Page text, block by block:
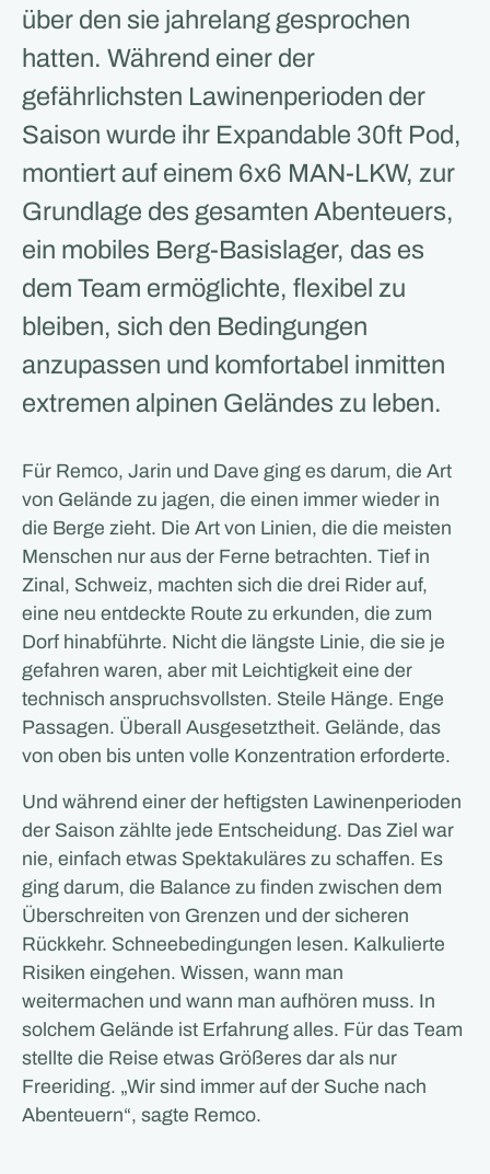
über den sie jahrelang gesprochen
hatten. Während einer der
gefährlichsten Lawinenperioden der
Saison wurde ihr Expandable 30ft Pod,
montiert auf einem 6x6 MAN-LKW, zur
Grundlage des gesamten Abenteuers,
ein mobiles Berg-Basislager, das es
dem Team ermöglichte, flexibel zu
bleiben, sich den Bedingungen
anzupassen und komfortabel inmitten
extremen alpinen Geländes zu leben.
Für Remco, Jarin und Dave ging es darum, die Art
von Gelände zu jagen, die einen immer wieder in
die Berge zieht. Die Art von Linien, die die meisten
Menschen nur aus der Ferne betrachten. Tief in
Zinal, Schweiz, machten sich die drei Rider auf,
eine neu entdeckte Route zu erkunden, die zum
Dorf hinabführte. Nicht die längste Linie, die sie je
gefahren waren, aber mit Leichtigkeit eine der
technisch anspruchsvollsten. Steile Hänge. Enge
Passagen. Überall Ausgesetztheit. Gelände, das
von oben bis unten volle Konzentration erforderte.
Und während einer der heftigsten Lawinenperioden
der Saison zählte jede Entscheidung. Das Ziel war
nie, einfach etwas Spektakuläres zu schaffen. Es
ging darum, die Balance zu finden zwischen dem
Überschreiten von Grenzen und der sicheren
Rückkehr. Schneebedingungen lesen. Kalkulierte
Risiken eingehen. Wissen, wann man
weitermachen und wann man aufhören muss. In
solchem Gelände ist Erfahrung alles. Für das Team
stellte die Reise etwas Größeres dar als nur
Freeriding. „Wir sind immer auf der Suche nach
Abenteuern“, sagte Remco.